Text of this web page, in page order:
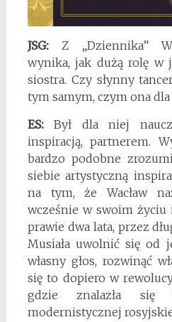
JSG:Z „Dziennika”
wynika, jak dużą rolę w
siostra. Czy słynny
tym samym, czym ona dla
ES:Był dla niej
inspiracją, partnerem.
bardzo podobne
siebie artystyczną
na tym, że Wacław
wcześnie w swoim
prawie dwa lata, przez
Musiała uwolnić się od
własny głos, rozwinąć
się to dopiero w
gdzie znalazła się
modernistycznej